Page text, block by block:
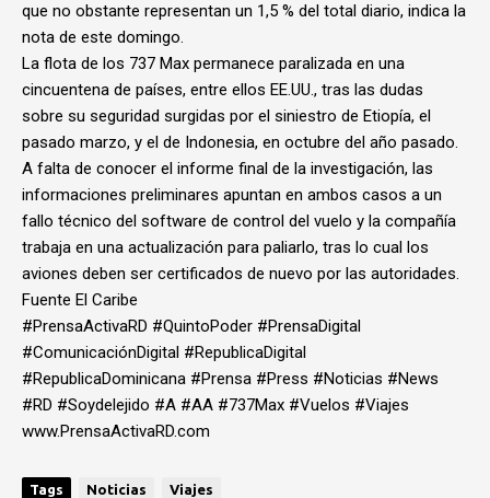
que no obstante representan un 1,5 % del total diario, indica la
nota de este domingo.
La flota de los 737 Max permanece paralizada en una
cincuentena de países, entre ellos EE.UU., tras las dudas
sobre su seguridad surgidas por el siniestro de Etiopía, el
pasado marzo, y el de Indonesia, en octubre del año pasado.
A falta de conocer el informe final de la investigación, las
informaciones preliminares apuntan en ambos casos a un
fallo técnico del software de control del vuelo y la compañía
trabaja en una actualización para paliarlo, tras lo cual los
aviones deben ser certificados de nuevo por las autoridades.
Fuente El Caribe
#PrensaActivaRD #QuintoPoder #PrensaDigital
#ComunicaciónDigital #RepublicaDigital
#RepublicaDominicana #Prensa #Press #Noticias #News
#RD #Soydelejido #A #AA #737Max #Vuelos #Viajes
www.PrensaActivaRD.com
Tags Noticias Viajes